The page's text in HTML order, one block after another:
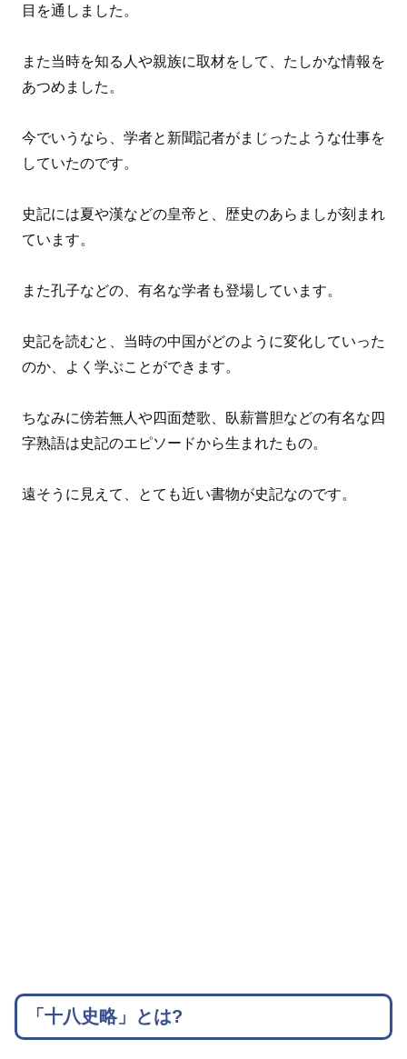
目を通しました。
また当時を知る人や親族に取材をして、たしかな情報を
あつめました。
今でいうなら、学者と新聞記者がまじったような仕事を
していたのです。
史記には夏や漢などの皇帝と、歴史のあらましが刻まれ
ています。
また孔子などの、有名な学者も登場しています。
史記を読むと、当時の中国がどのように変化していった
のか、よく学ぶことができます。
ちなみに傍若無人や四面楚歌、臥薪嘗胆などの有名な四
字熟語は史記のエピソードから生まれたもの。
遠そうに見えて、とても近い書物が史記なのです。
「十八史略」とは?